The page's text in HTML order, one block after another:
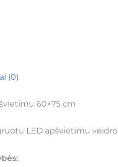
(0)
60×75 cm
LED apšvietimu